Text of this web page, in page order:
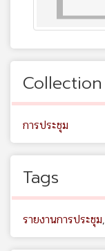
Collection
การประชุม
Tags
รายงานการประชุม,